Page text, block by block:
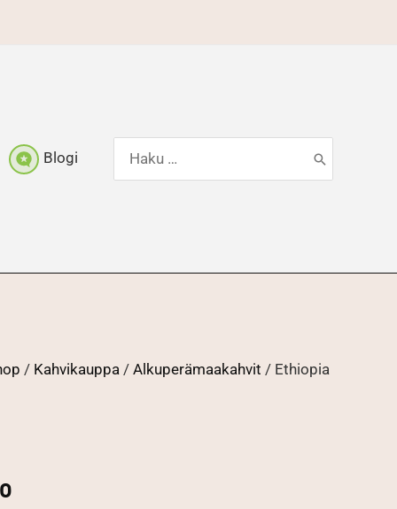
Blogi
/ Kahvikauppa / Alkuperämaakahvit / Ethiopia